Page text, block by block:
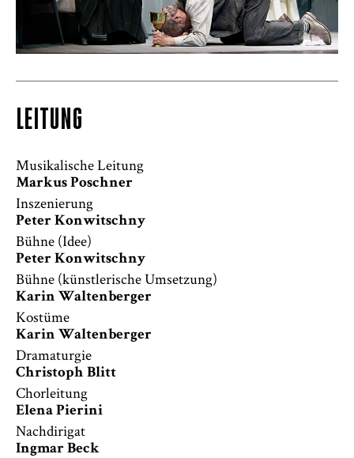
LEITUNG
Musikalische Leitung
Markus Poschner
Inszenierung
Peter Konwitschny
Bühne (Idee)
Peter Konwitschny
Bühne (künstlerische Umsetzung)
Karin Waltenberger
Kostüme
Karin Waltenberger
Dramaturgie
Christoph Blitt
Chorleitung
Elena Pierini
Nachdirigat
Ingmar Beck